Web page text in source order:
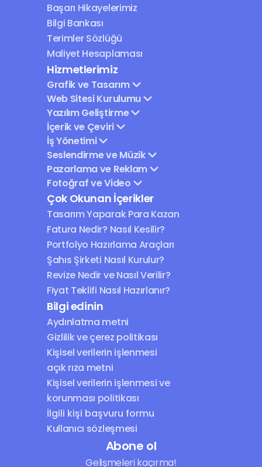
Başarı Hikayelerimiz
Bilgi Bankası
Terimler Sözlüğü
Maliyet Hesaplaması
Hizmetlerimiz
Grafik ve Tasarım
Web Sitesi Kurulumu
Yazılım Geliştirme
İçerik ve Çeviri
İş Yönetimi
Seslendirme ve Müzik
Pazarlama ve Reklam
Fotoğraf ve Video
Çok Okunan İçerikler
Tasarım Yaparak Para Kazan
Fatura Nedir? Nasıl Kesilir?
Portfolyo Hazırlama Araçları
Şahıs Şirketi Nasıl Kurulur?
Revize Nedir ve Nasıl Verilir?
Fiyat Teklifi Nasıl Hazırlanır?
Bilgi edinin
Aydınlatma metni
Gizlilik ve çerez politikası
Kişisel verilerin işlenmesi
açık rıza metni
Kişisel verilerin işlenmesi ve
korunması politikası
İlgili kişi başvuru formu
Kullanıcı sözleşmesi
Abone ol
Gelişmeleri kaçırma!